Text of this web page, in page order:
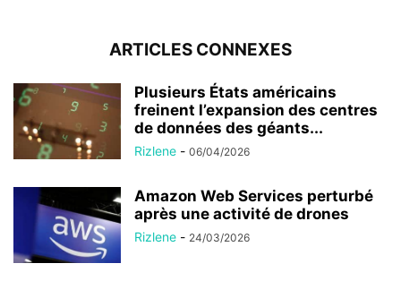
ARTICLES CONNEXES
Plusieurs États américains
freinent l’expansion des centres
de données des géants...
Rizlene - 06/04/2026
Amazon Web Services perturbé
après une activité de drones
Rizlene - 24/03/2026